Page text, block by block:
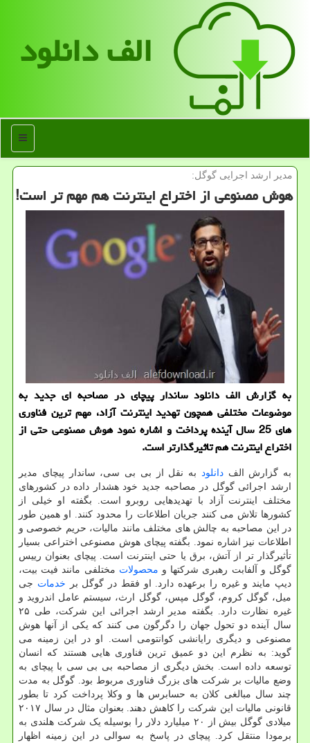
الف دانلود
منو
مدیر ارشد اجرایی گوگل:
هوش مصنوعی از اختراع اینترنت هم مهم تر است!
به گزارش الف دانلود ساندار پیچای در مصاحبه ای جدید به
موضوعات مختلفی همچون تهدید اینترنت آزاد، مهم ترین فناوری
های 25 سال آینده پرداخت و اشاره نمود هوش مصنوعی حتی از
اختراع اینترنت هم تاثیرگذارتر است.
به گزارش الفدانلود
به نقل از بی بی سی، ساندار پیچای مدیر
ارشد اجرائی گوگل در مصاحبه جدید خود هشدار داده در کشورهای
مختلف اینترنت آزاد با تهدیدهایی روبرو است. بگفته او خیلی از
کشورها تلاش می کنند جریان اطلاعات را محدود کنند. او همین طور
در این مصاحبه به چالش های مختلف مانند مالیات، حریم خصوصی و
اطلاعات نیز اشاره نمود. بگفته پیچای هوش مصنوعی اختراعی بسیار
تأثیرگذار تر از آتش، برق یا حتی اینترنت است. پیچای بعنوان رییس
گوگل و آلفابت رهبری شرکتها و محصولات مختلفی مانند فیت بیت،
دیپ مایند و غیره را برعهده دارد. او فقط در گوگل بر خدمات جی
میل، گوگل کروم، گوگل مپس، گوگل ارث، سیستم عامل اندروید و
غیره نظارت دارد. بگفته مدیر ارشد اجرائی این شرکت، طی ۲۵
سال آینده دو تحول جهان را دگرگون می کنند که یکی از آنها هوش
مصنوعی و دیگری رایانشی کوانتومی است. او در این زمینه می
گوید: به نظرم این دو عمیق ترین فناوری هایی هستند که انسان
توسعه داده است. بخش دیگری از مصاحبه بی بی سی با پیچای به
وضع مالیات بر شرکت های بزرگ فناوری مربوط بود. گوگل به مدت
چند سال مبالغی کلان به حسابرس ها و وکلا پرداخت کرد تا بطور
قانونی مالیات این شرکت را کاهش دهند. بعنوان مثال در سال ۲۰۱۷
میلادی گوگل بیش از ۲۰ میلیارد دلار را بوسیله یک شرکت هلندی به
برمودا منتقل کرد. پیچای در پاسخ به سوالی در این زمینه اظهار